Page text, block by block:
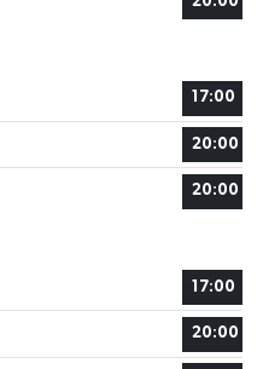
17:00
20:00
20:00
17:00
20:00